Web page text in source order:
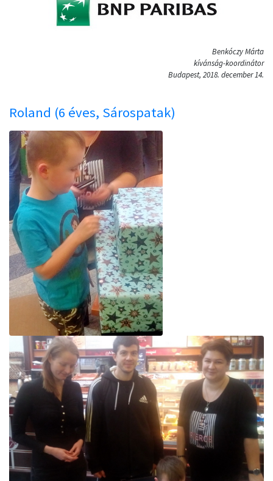
Benkóczy Márta
kívánság-koordinátor
Budapest, 2018. december 14.
Roland (6 éves, Sárospatak)